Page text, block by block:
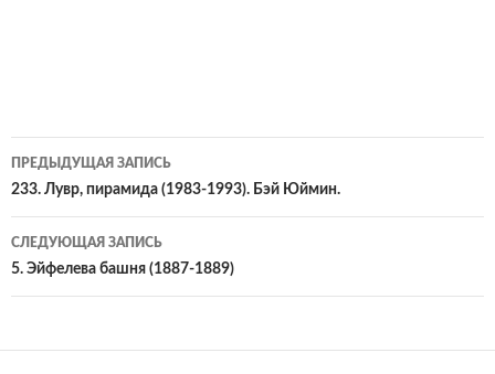
Навигация
по
записям
ПРЕДЫДУЩАЯ ЗАПИСЬ
233. Лувр, пирамида (1983-1993). Бэй Юймин.
СЛЕДУЮЩАЯ ЗАПИСЬ
5. Эйфелева башня (1887-1889)